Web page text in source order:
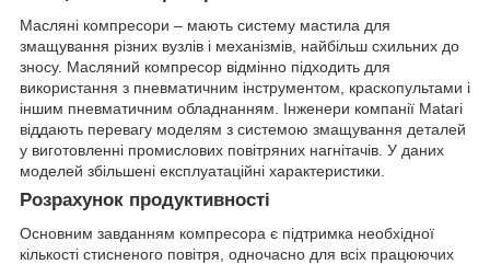
Масляні компресори – мають систему мастила для
змащування різних вузлів і механізмів, найбільш схильних до
зносу. Масляний компресор відмінно підходить для
використання з пневматичним інструментом, краскопультами і
іншим пневматичним обладнанням. Інженери компанії Matari
віддають перевагу моделям з системою змащування деталей
у виготовленні промислових повітряних нагнітачів. У даних
моделей збільшені експлуатаційні характеристики.
Розрахунок продуктивності
Основним завданням компресора є підтримка необхідної
кількості стисненого повітря, одночасно для всіх працюючих